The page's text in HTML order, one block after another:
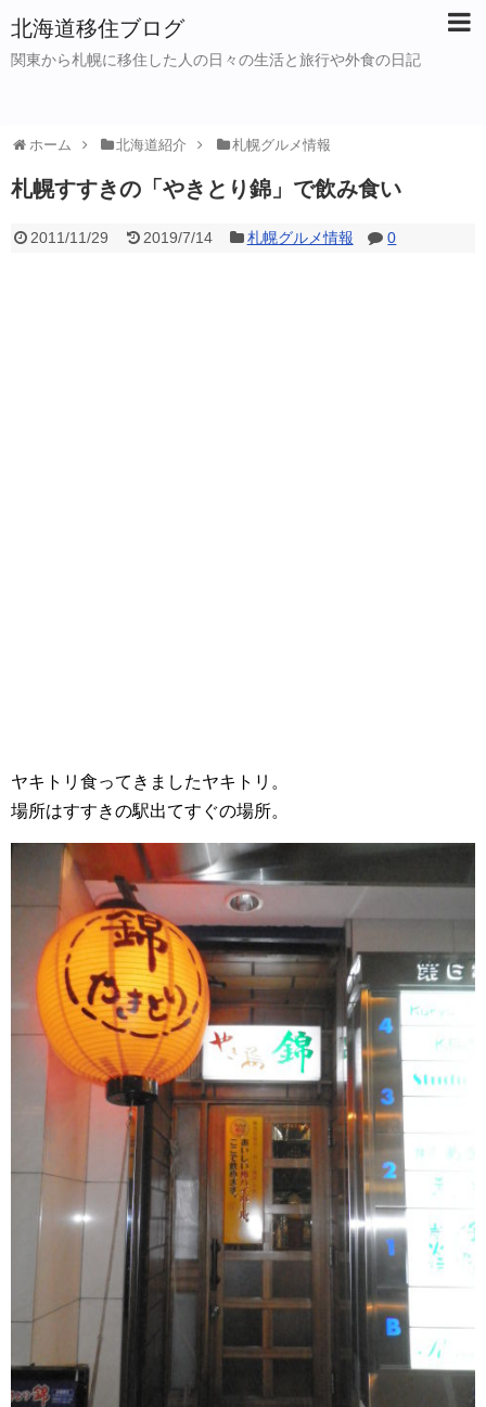
北海道移住ブログ
関東から札幌に移住した人の日々の生活と旅行や外食の日記
ホーム 北海道紹介 札幌グルメ情報
札幌すすきの「やきとり錦」で飲み食い
2011/11/29 2019/7/14 札幌グルメ情報 0
ヤキトリ食ってきましたヤキトリ。
場所はすすきの駅出てすぐの場所。